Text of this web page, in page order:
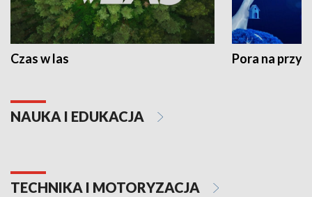
Czas w las Pora na
NAUKA I EDUKACJA
TECHNIKA I MOTORYZACJA